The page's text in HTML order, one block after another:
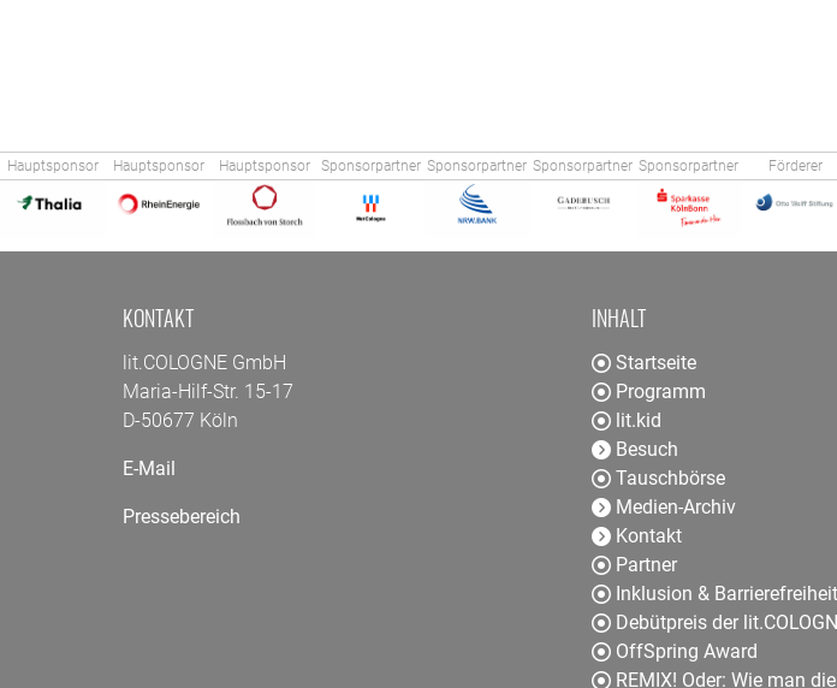
Hauptsponsor Hauptsponsor Hauptsponsor Sponsorpartner Sponsorpartner Sponsorpartner Sponsorpartner Förderer
KONTAKT
lit.COLOGNE GmbH
Maria-Hilf-Str. 15-17
D-50677 Köln
E-Mail
Pressebereich
INHALT
Startseite
Programm
lit.kid
Besuch
Tauschbörse
Medien-Archiv
Kontakt
Partner
Inklusion & Barrierefreiheit
Debütpreis der
OffSpring Award
REMIX! Oder: Wie man